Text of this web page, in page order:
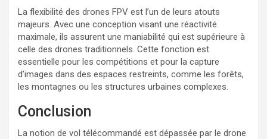
La flexibilité des drones FPV est l’un de leurs atouts
majeurs. Avec une conception visant une réactivité
maximale, ils assurent une maniabilité qui est supérieure à
celle des drones traditionnels. Cette fonction est
essentielle pour les compétitions et pour la capture
d’images dans des espaces restreints, comme les forêts,
les montagnes ou les structures urbaines complexes.
Conclusion
La notion de vol télécommandé est dépassée par le drone